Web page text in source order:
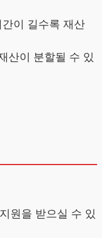
이 길수록 재산
산이 분할될 수 있
원을 받으실 수 있